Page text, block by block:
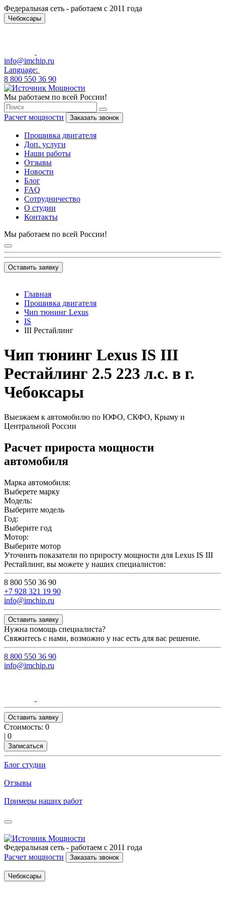
Федеральная сеть - работаем с 2011 года
Чебоксары
info@imchip.ru
Language:
8 800 550 36 90
Мы работаем по всей России!
Расчет мощности Заказать звонок
Прошивка двигателя
Доп. услуги
Наши работы
Отзывы
Новости
Блог
FAQ
Сотрудничество
О студии
Контакты
Мы работаем по всей России!
Оставить заявку
Главная
Прошивка двигателя
Чип тюнинг Lexus
IS
III Рестайлинг
Чип тюнинг Lexus IS III
Рестайлинг 2.5 223 л.с. в г.
Чебоксары
Выезжаем к автомобилю по ЮФО, СКФО, Крыму и
Центральной России
Расчет прироста мощности
автомобиля
Марка автомобиля:
Выберете марку
Модель:
Выберите модель
Год:
Выберите год
Мотор:
Выберите мотор
Уточнить показатели по приросту мощности для Lexus IS III
Рестайлинг, вы можете у наших специалистов:
8 800 550 36 90
+7 928 321 19 90
info@imchip.ru
Оставить заявку
Нужна помощь специалиста?
Свяжитесь с нами, возможно у нас есть для вас решение.
8 800 550 36 90
info@imchip.ru
Оставить заявку
Стоимость: 0
| 0
Записаться
Блог студии
Отзывы
Примеры наших работ
Федеральная сеть - работаем с 2011 года
Расчет мощности
Заказать звонок
Чебоксары